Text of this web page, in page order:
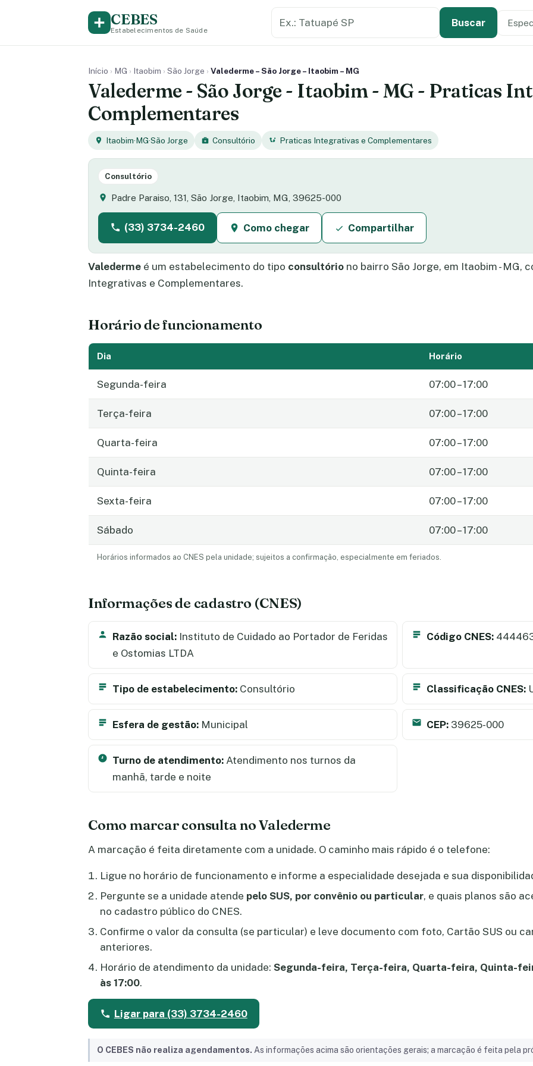
CEBES
Estabelecimentos de Saúde
Buscar Tipo
Início › MG › Itaobim › São Jorge › Valederme – São Jorge – Itaobim – MG
Valederme - São Jorge - Itaobim - MG - Praticas
Complementares
Itaobim·MG·São Jorge Consultório Praticas Integrativas e Complementares
Consultório
Padre Paraiso, 131, São Jorge, Itaobim, MG, 39625-000
(33) 3734-2460 Como chegar Compartilhar
Valederme é um estabelecimento do tipo consultório no bairro São Jorge, em Itaobim - MG,
Integrativas e Complementares.
Horário de funcionamento
Dia Horário
Segunda-feira 07:00 – 17:00
Terça-feira 07:00 – 17:00
Quarta-feira 07:00 – 17:00
Quinta-feira 07:00 – 17:00
Sexta-feira 07:00 – 17:00
Sábado 07:00 – 17:00
Horários informados ao CNES pela unidade; sujeitos a confirmação, especialmente em feriados.
Informações de cadastro (CNES)
Razão social: Instituto de Cuidado ao Portador de Feridas
e Ostomias LTDA
Código CNES:
Tipo de estabelecimento: Consultório Classificação CNES:
Esfera de gestão: Municipal CEP: 39625-000
Turno de atendimento: Atendimento nos turnos da
manhã, tarde e noite
Como marcar consulta no Valederme
A marcação é feita diretamente com a unidade. O caminho mais rápido é o telefone:
Ligue no horário de funcionamento e informe a especialidade desejada e sua
Pergunte se a unidade atende pelo SUS, por convênio ou particular, e quais planos são
no cadastro público do CNES.
Confirme o valor da consulta (se particular) e leve documento com foto, Cartão SUS ou
anteriores.
Horário de atendimento da unidade: Segunda-feira, Terça-feira, Quarta-feira, Quinta-
às 17:00.
Ligar para (33) 3734-2460
O CEBES não realiza agendamentos. As informações acima são orientações gerais; a marcação é feita pela